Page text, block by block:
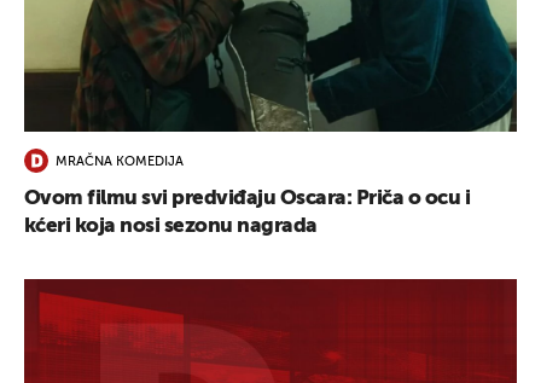
MRAČNA KOMEDIJA
Ovom filmu svi predviđaju Oscara: Priča o ocu i
kćeri koja nosi sezonu nagrada